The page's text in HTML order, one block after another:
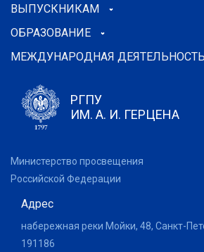
ВЫПУСКНИКАМ
ОБРАЗОВАНИЕ
МЕЖДУНАРОДНАЯ
РГПУ
ИМ. А. И. ГЕРЦЕНА
Министерство просвещения
Российской Федерации
Адрес
набережная реки Мойки, 48, Санкт-
191186